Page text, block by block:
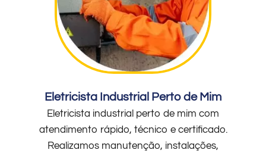
Eletricista Industrial Perto de Mim
Eletricista industrial perto de mim com
atendimento rápido, técnico e certificado.
Realizamos manutenção, instalações,